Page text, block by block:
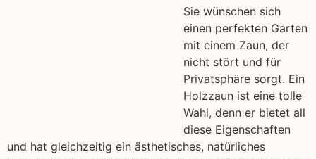
Sie wünschen sich
einen perfekten Garten
mit einem Zaun, der
nicht stört und für
Privatsphäre sorgt. Ein
Holzzaun ist eine tolle
Wahl, denn er bietet all
diese Eigenschaften
und hat gleichzeitig ein ästhetisches, natürliches